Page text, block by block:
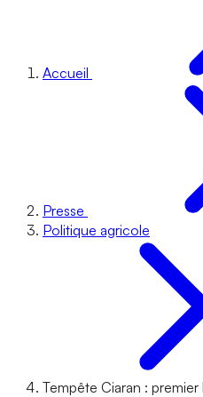
Accueil
Presse
Politique agricole
Tempête Ciaran :